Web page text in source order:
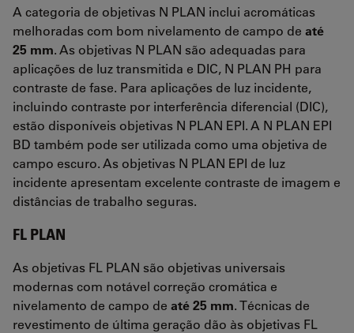
A categoria de objetivas N PLAN inclui acromáticas
melhoradas com bom nivelamento de campo de até
25 mm. As objetivas N PLAN são adequadas para
aplicações de luz transmitida e DIC, N PLAN PH para
contraste de fase. Para aplicações de luz incidente,
incluindo contraste por interferência diferencial (DIC),
estão disponíveis objetivas N PLAN EPI. A N PLAN EPI
BD também pode ser utilizada como uma objetiva de
campo escuro. As objetivas N PLAN EPI de luz
incidente apresentam excelente contraste de imagem e
distâncias de trabalho seguras.
FL PLAN
As objetivas FL PLAN são objetivas universais
modernas com notável correção cromática e
nivelamento de campo de até 25 mm. Técnicas de
revestimento de última geração dão às objetivas FL